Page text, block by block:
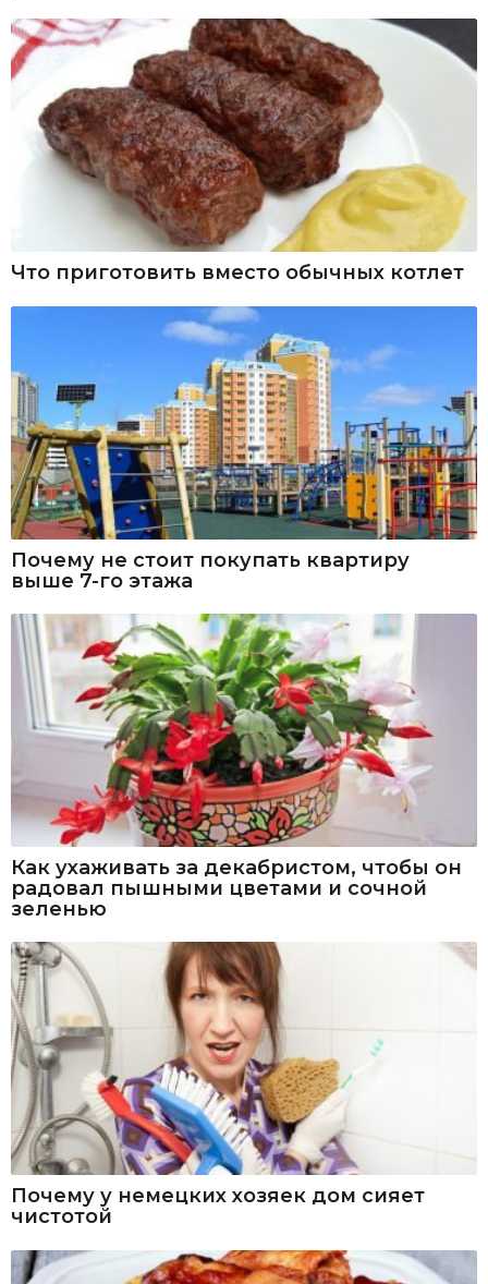
Что приготовить вместо обычных котлет
Почему не стоит покупать квартиру
выше 7-го этажа
Как ухаживать за декабристом, чтобы он
радовал пышными цветами и сочной
зеленью
Почему у немецких хозяек дом сияет
чистотой